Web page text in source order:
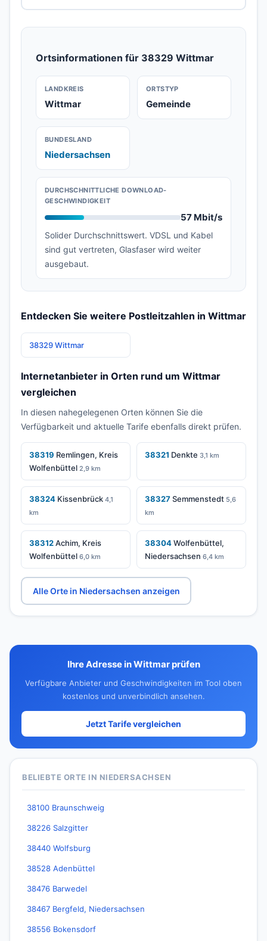
Ortsinformationen für 38329 Wittmar
LANDKREIS
Wittmar
ORTSTYP
Gemeinde
BUNDESLAND
Niedersachsen
DURCHSCHNITTLICHE DOWNLOAD-
GESCHWINDIGKEIT
57 Mbit/s
Solider Durchschnittswert. VDSL und Kabel
sind gut vertreten, Glasfaser wird weiter
ausgebaut.
Entdecken Sie weitere Postleitzahlen in Wittmar
38329 Wittmar
Internetanbieter in Orten rund um Wittmar
vergleichen
In diesen nahegelegenen Orten können Sie die
Verfügbarkeit und aktuelle Tarife ebenfalls direkt prüfen.
38319 Remlingen, Kreis
Wolfenbüttel 2,9 km
38321 Denkte 3,1 km
38324 Kissenbrück 4,1
km
38327Semmenstedt 5,6
km
38312Achim, Kreis
Wolfenbüttel 6,0 km
38304Wolfenbüttel,
Niedersachsen 6,4 km
Alle Orte in Niedersachsen anzeigen
Ihre Adresse in Wittmar prüfen
Verfügbare Anbieter und Geschwindigkeiten im Tool oben
kostenlos und unverbindlich ansehen.
Jetzt Tarife vergleichen
BELIEBTE ORTE IN NIEDERSACHSEN
38100 Braunschweig
38226 Salzgitter
38440 Wolfsburg
38528 Adenbüttel
38476 Barwedel
38467 Bergfeld, Niedersachsen
38556 Bokensdorf